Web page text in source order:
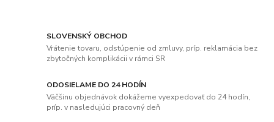
SLOVENSKÝ OBCHOD
Vrátenie tovaru, odstúpenie od zmluvy, príp. reklamácia bez
zbytočných komplikácii v rámci SR
ODOSIELAME DO 24 HODÍN
Väčšinu objednávok dokážeme vyexpedovať do 24 hodín,
príp. v nasledujúci pracovný deň